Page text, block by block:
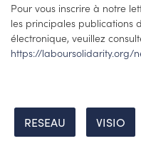
Pour vous inscrire à notre
les principales publications
électronique, veuillez
https://laboursolidarity.org/
RESEAU VISIO